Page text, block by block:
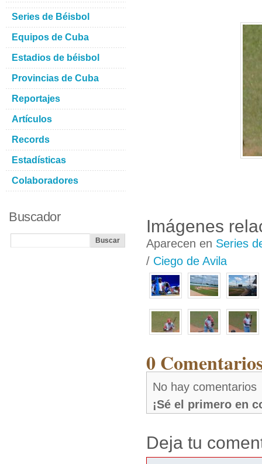
Imágenes
Aparecen en Series
/ Ciego de Avila
0
No hay comentarios
¡Sé el primero en
Deja tu
Series de Béisbol
Equipos de Cuba
Estadios de béisbol
Provincias de Cuba
Reportajes
Artículos
Records
Estadísticas
Colaboradores
Buscador